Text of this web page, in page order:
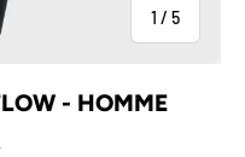
1 / de
5
- HOMME